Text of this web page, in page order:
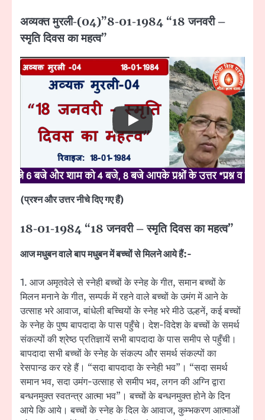
अव्यक्त मुरली-(04)”8-01-1984 “18 जनवरी –
स्मृति दिवस का महत्व”
(प्रश्न और उत्तर नीचे दिए गए हैं)
18-01-1984 “18 जनवरी – स्मृति दिवस का महत्व”
आज मधुबन वाले बाप मधुबन में बच्चों से मिलने आये हैं:-
1. आज अमृतवेले से स्नेही बच्चों के स्नेह के गीत, समान बच्चों के
मिलन मनाने के गीत, सम्पर्क में रहने वाले बच्चों के उमंग में आने के
उत्साह भरे आवाज, बांधेली बच्चियों के स्नेह भरे मीठे उल्हनें, कई बच्चों
के स्नेह के पुष्प बापदादा के पास पहुँचे। देश-विदेश के बच्चों के समर्थ
संकल्पों की श्रेष्ठ प्रतिज्ञायें सभी बापदादा के पास समीप से पहुँची।
बापदादा सभी बच्चों के स्नेह के संकल्प और समर्थ संकल्पों का
रेसपान्ड कर रहे हैं। “सदा बापदादा के स्नेही भव”। “सदा समर्थ
समान भव, सदा उमंग-उत्साह से समीप भव, लगन की अग्नि द्वारा
बन्धनमुक्त स्वतन्‍त्र आत्मा भव”। बच्चों के बन्धनमुक्त होने के दिन
आये कि आये। बच्चों के स्नेह के दिल के आवाज, कुम्भकरण आत्माओं